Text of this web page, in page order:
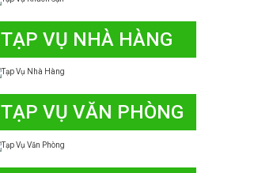
TẠP VỤ NHÀ HÀNG
TẠP VỤ VĂN PHÒNG